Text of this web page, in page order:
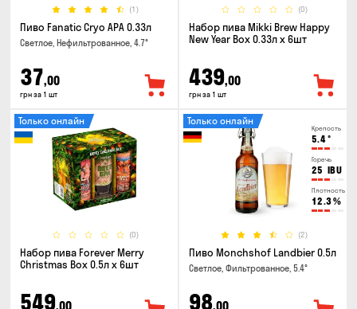
(1)
Пиво Fanatic Cryo APA 0.33л
Светлое, Нефильтрованное, 4.7°
37,00
грн за 1 шт
(0)
Набор пива Mikki Brew Happy
New Year Box 0.33л x 6шт
439,00
грн за 1 шт
(0)
Только онлайн
Набор пива Forever Merry
Christmas Box 0.5л x 6шт
549
Крепость
5.4°
Горечь
25 IBU
Плотность
12.3%
(2)
Только онлайн
Пиво Monchshof Landbier 0.5л
Светлое, Фильтрованное, 5.4°
98